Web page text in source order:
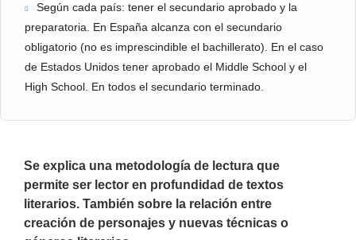
Se explica una metodología de lectura que
permite ser lector en profundidad de textos
literarios. También sobre la relación entre
creación de personajes y nuevas técnicas o
Según cada país: tener el secundario aprobado y la
preparatoria. En España alcanza con el secundario
obligatorio (no es imprescindible el bachillerato). En el caso
de Estados Unidos tener aprobado el Middle School y el
High School. En todos el secundario terminado.